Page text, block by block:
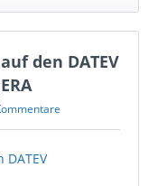
den DATEV